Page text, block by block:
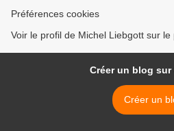
Préférences cookies
Voir le profil de Michel Liebgott sur le
Créer un blog sur
Créer un